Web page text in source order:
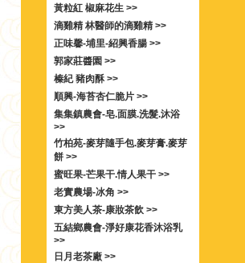
黃粒紅 椒麻花生 >>
滴雞精 林醫師的滴雞精 >>
正味馨-埔里-紹興香腸 >>
郭家莊醬園 >>
榛紀 豬肉酥 >>
順興-海苔杏仁脆片 >>
集集鎮農會-皂.面膜.洗髮.沐浴
>>
竹柏苑-麥芽隨手包.麥芽膏.麥芽
餅 >>
蜜旺果-芒果干.情人果干 >>
老實農場-冰角 >>
東方美人茶-康妝茶飲 >>
五結鄉農會-淨好康花香沐浴乳
>>
日月老茶廠 >>